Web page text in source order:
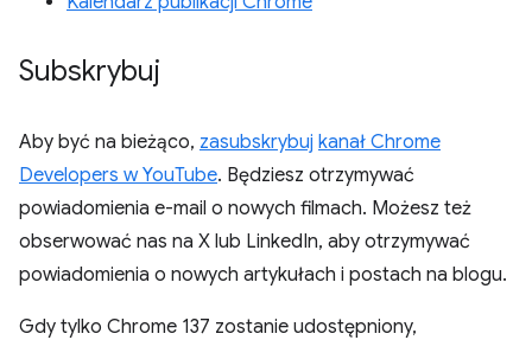
Subskrybuj
Aby być na bieżąco, zasubskrybuj kanał Chrome
Developers w YouTube. Będziesz otrzymywać
powiadomienia e-mail o nowych filmach. Możesz też
obserwować nas na X lub LinkedIn, aby otrzymywać
powiadomienia o nowych artykułach i postach na blogu.
Gdy tylko Chrome 137 zostanie udostępniony,